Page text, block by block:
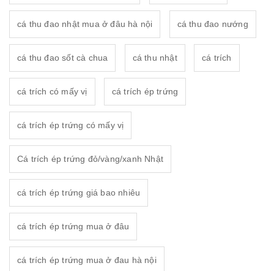
cá thu đao nhật mua ở đâu hà nội cá thu đao nướng
cá thu đao sốt cà chua cá thu nhật cá trích
cá trích có mấy vị cá trích ép trứng
cá trích ép trứng có mấy vị
Cá trích ép trứng đỏ/vàng/xanh Nhật
cá trích ép trứng giá bao nhiêu
cá trích ép trứng mua ở đâu
cá trích ép trứng mua ở đau hà nội